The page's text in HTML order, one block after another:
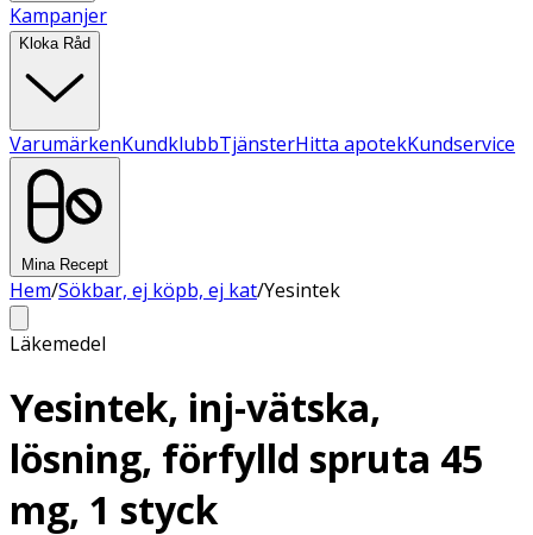
Kampanjer
Kloka Råd
VarumärkenKundklubbTjänsterHitta apotekKundservice
Mina Recept
Hem/Sökbar, ej köpb, ej kat/Yesintek
Läkemedel
Yesintek, inj-vätska,
lösning, förfylld spruta 45
mg, 1 styck